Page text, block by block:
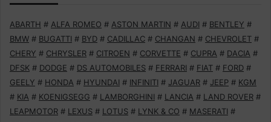
ABARTH # ALFA ROMEO # ASTON MARTIN # AUDI # BENTLEY #
BMW # BUGATTI # BYD # CADILLAC # CHANGAN # CHEVROLET #
CHERY # CHRYSLER # CITROEN # CORVETTE # CUPRA # DACIA #
DFSK # DODGE # DS AUTOMOBILES # FERRARI # FIAT # FORD #
GEELY # HONDA # HYUNDAI # INFINITI # JAGUAR # JEEP # KGM
# KIA # KOENIGSEGG # LAMBORGHINI # LANCIA # LAND ROVER #
LEAPMOTOR # LEXUS # LOTUS # LYNK & CO # MASERATI #